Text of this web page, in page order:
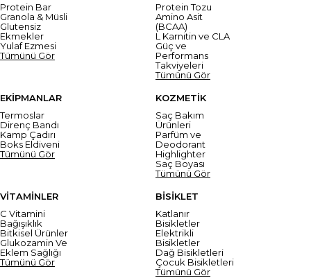
Protein Bar
Granola & Müsli
Glutensiz
Ekmekler
Yulaf Ezmesi
Tümünü Gör
Protein Tozu
Amino Asit
(BCAA)
L Karnitin ve CLA
Güç ve
Performans
Takviyeleri
Tümünü Gör
EKİPMANLAR
Termoslar
Direnç Bandı
Kamp Çadırı
Boks Eldiveni
Tümünü Gör
KOZMETİK
Saç Bakım
Ürünleri
Parfüm ve
Deodorant
Highlighter
Saç Boyası
Tümünü Gör
VİTAMİNLER
C Vitamini
Bağışıklık
Bitkisel Ürünler
Glukozamin Ve
Eklem Sağlığı
Tümünü Gör
BİSİKLET
Katlanır
Bisikletler
Elektrikli
Bisikletler
Dağ Bisikletleri
Çocuk Bisikletleri
Tümünü Gör